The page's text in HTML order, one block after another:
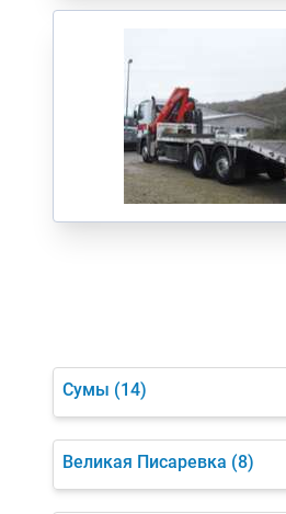
Сумы (14)
Великая Писаревка (8)